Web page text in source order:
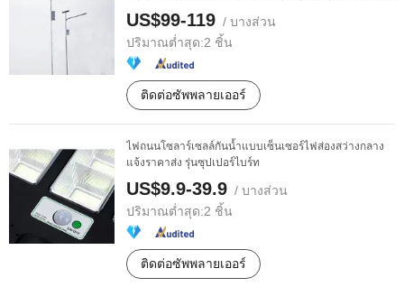
US$99-119 / บางส่วน
ปริมาณต่ำสุด:2 ชิ้น
ติดต่อซัพพลายเออร์
ไฟถนนโซลาร์เซลล์กันน้ำแบบเซ็นเซอร์ไฟส่องสว่างกลาง
แจ้งราคาส่ง รุ่นซุปเปอร์ไบร์ท
US$9.9-39.9 / บางส่วน
ปริมาณต่ำสุด:2 ชิ้น
ติดต่อซัพพลายเออร์